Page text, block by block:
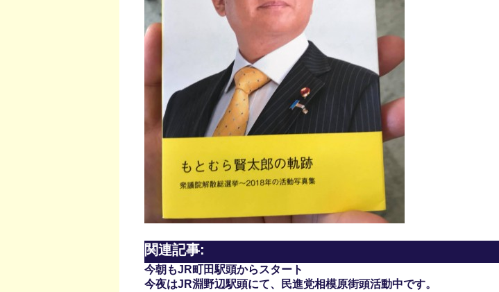
関連記事:
今朝もJR町田駅頭からスタート
今夜はJR淵野辺駅頭にて、民進党相模原街頭活動中です。